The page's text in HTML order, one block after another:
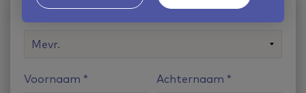
Voornaam Achternaam